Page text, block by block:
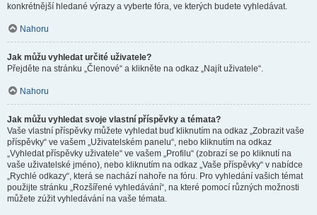
konkrétnější hledané výrazy a vyberte fóra, ve kterých budete vyhledávat.
Nahoru
Jak můžu vyhledat určité uživatele?
Přejděte na stránku „Členové“ a klikněte na odkaz „Najít uživatele“.
Nahoru
Jak můžu vyhledat svoje vlastní příspěvky a témata?
Vaše vlastní příspěvky můžete vyhledat buď kliknutím na odkaz „Zobrazit vaše
příspěvky“ ve vašem „Uživatelském panelu“, nebo kliknutím na odkaz
„Vyhledat příspěvky uživatele“ ve vašem „Profilu“ (zobrazí se po kliknutí na
vaše uživatelské jméno), nebo kliknutím na odkaz „Vaše příspěvky“ v nabídce
„Rychlé odkazy“, která se nachází nahoře na fóru. Pro vyhledání vašich témat
použijte stránku „Rozšířené vyhledávání“, na které pomocí různých možnosti
můžete zúžit vyhledávání na vaše témata.